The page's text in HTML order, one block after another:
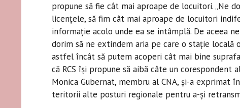
propune să fie cât mai aproape de locuitori. „Ne
licenţele, să fim cât mai aproape de locuitori
informaţie acolo unde ea se intâmplă. De aceea
dorim să ne extindem aria pe care o staţie locală
astfel încât să putem acoperi cât mai bine
că RCS îşi propune să aibă câte un corespondent
Monica Gubernat, membru al CNA, şi-a exprimat
teritorii alte posturi regionale pentru a-şi